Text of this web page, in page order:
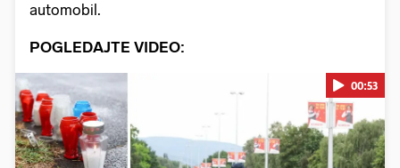
automobil.
POGLEDAJTE VIDEO:
00:53